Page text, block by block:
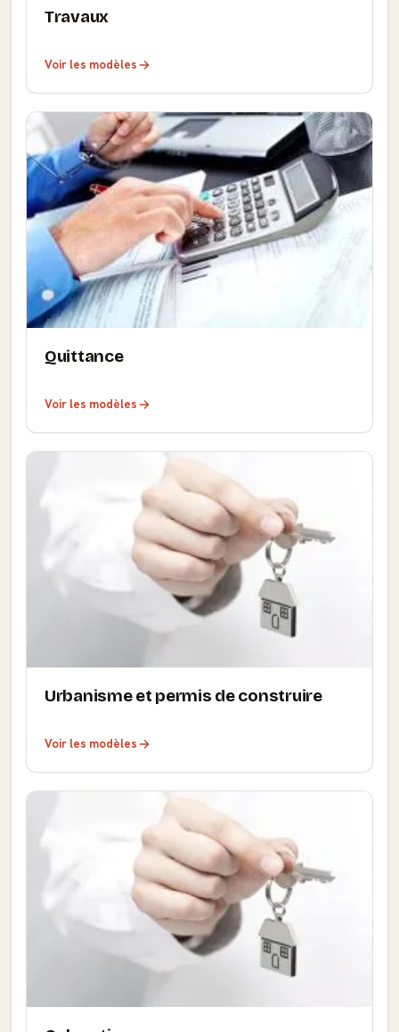
Travaux
Voir les modèles
Quittance
Voir les modèles
Urbanisme et permis de construire
Voir les modèles